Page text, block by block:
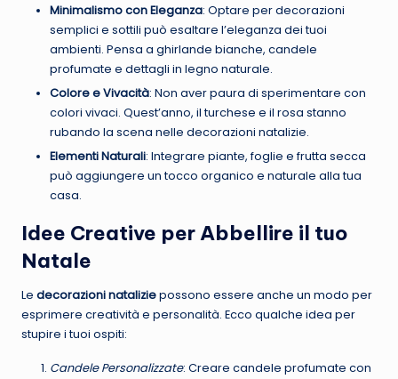
Minimalismo con Eleganza: Optare per decorazioni
semplici e sottili può esaltare l’eleganza dei tuoi
ambienti. Pensa a ghirlande bianche, candele
profumate e dettagli in legno naturale.
Colore e Vivacità: Non aver paura di sperimentare con
colori vivaci. Quest’anno, il turchese e il rosa stanno
rubando la scena nelle decorazioni natalizie.
Elementi Naturali: Integrare piante, foglie e frutta secca
può aggiungere un tocco organico e naturale alla tua
casa.
Idee Creative per Abbellire il tuo
Natale
Le decorazioni nataliziepossono essere anche un modo per
esprimere creatività e personalità. Ecco qualche idea per
stupire i tuoi ospiti:
Candele Personalizzate: Creare candele profumate con